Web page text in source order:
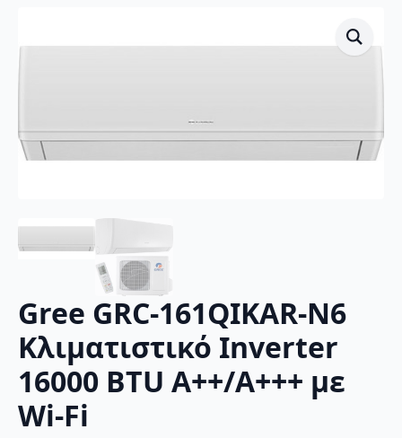
Gree GRC-161QIKAR-N6
Κλιματιστικό Inverter
16000 BTU A++/A+++ με
Wi-Fi